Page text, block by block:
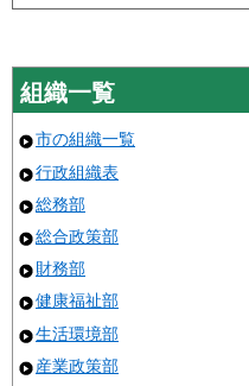
組織一覧
市の組織一覧
行政組織表
総務部
総合政策部
財務部
健康福祉部
生活環境部
産業政策部